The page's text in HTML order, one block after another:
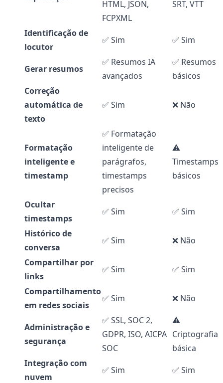
HTML, JSON,
FCPXML
SRT, VTT
Identificação de
locutor
✅ Sim ✅ Sim
Gerar resumos
✅ Resumos IA
avançados
✅ Resumos
básicos
Correção
automática de
texto
✅ Sim ❌ Não
Formatação
inteligente e
timestamp
✅ Formatação
inteligente de
parágrafos,
timestamps
precisos
⚠️
Timestamps
básicos
Ocultar
timestamps
✅ Sim
✅ Sim
Histórico de
conversa
✅ Sim
❌ Não
Compartilhar por
links
✅ Sim
✅ Sim
Compartilhamento
em redes sociais
✅ Sim ❌ Não
Administração e
segurança
✅ SSL, SOC 2,
GDPR, ISO, AICPA
SOC
⚠️
Criptografia
básica
Integração com
nuvem
✅ Sim
✅ Sim